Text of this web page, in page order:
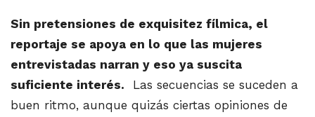
Sin pretensiones de exquisitez fílmica, el
reportaje se apoya en lo que las mujeres
entrevistadas narran y eso ya suscita
suficiente interés. Las secuencias se suceden a
buen ritmo, aunque quizás ciertas opiniones de